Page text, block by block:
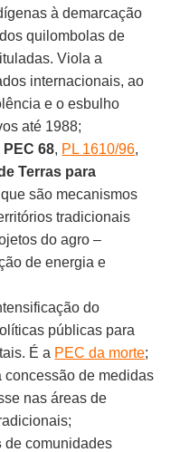
à demarcação
quilombolas de
Viola a
internacionais, ao
e o esbulho
até 1988;
PEC 68, PL 1610/96,
Terras para
são mecanismos
tradicionais
do agro –
de energia e
do
públicas para
É a PEC da morte;
concessão de medidas
nas áreas de
de comunidades